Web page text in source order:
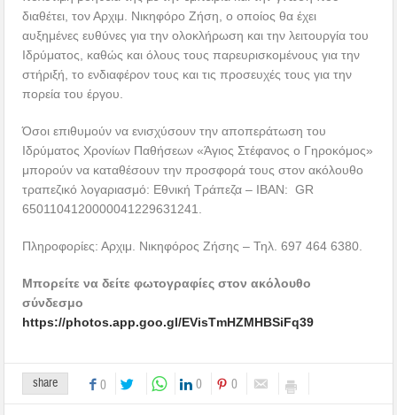
διαθέτει, τον Αρχιμ. Νικηφόρο Ζήση, ο οποίος θα έχει
αυξημένες ευθύνες για την ολοκλήρωση και την λειτουργία του
Ιδρύματος, καθώς και όλους τους παρευρισκομένους για την
στήριξή, το ενδιαφέρον τους και τις προσευχές τους για την
πορεία του έργου.
Όσοι επιθυμούν να ενισχύσουν την αποπεράτωση του
Ιδρύματος Χρονίων Παθήσεων «Άγιος Στέφανος ο Γηροκόμος»
μπορούν να καταθέσουν την προσφορά τους στον ακόλουθο
τραπεζικό λογαριασμό: Εθνική Τράπεζα – IBAN: GR
6501104120000041229631241.
Πληροφορίες: Αρχιμ. Νικηφόρος Ζήσης – Τηλ. 697 464 6380.
Μπορείτε να δείτε φωτογραφίες στον ακόλουθο
σύνδεσμο
https://photos.app.goo.gl/EVisTmHZMHBSiFq39
share 0 0 0